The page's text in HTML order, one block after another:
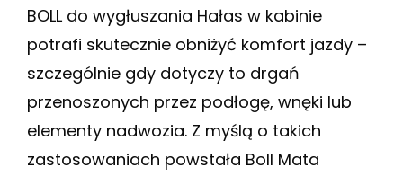
BOLL do wygłuszania Hałas w kabinie
potrafi skutecznie obniżyć komfort jazdy –
szczególnie gdy dotyczy to drgań
przenoszonych przez podłogę, wnęki lub
elementy nadwozia. Z myślą o takich
zastosowaniach powstała Boll Mata